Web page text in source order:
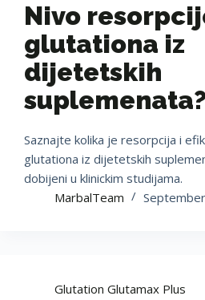
Nivo
glutationa iz
dijetetskih
suplemenata?
Saznajte kolika je resorpcija i
glutationa iz dijetetskih
dobijeni u klinickim studijama.
MarbalTeam
Glutation Glutamax Plus